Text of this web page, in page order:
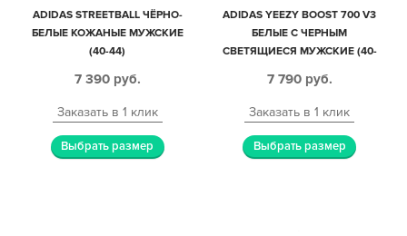
ADIDAS STREETBALL ЧЁРНО-
БЕЛЫЕ КОЖАНЫЕ МУЖСКИЕ
(40-44)
7 390 руб.
Заказать в 1 клик
Выбрать размер
ADIDAS YEEZY BOOST 700 V3
БЕЛЫЕ С ЧЕРНЫМ
СВЕТЯЩИЕСЯ МУЖСКИЕ (40-
7 790 руб.
Заказать в 1 клик
Выбрать размер